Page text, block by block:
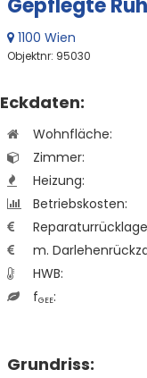
Gepflegte
1100 Wien
Objektnr: 95030
Eckdaten:
Wohnfläche:
Zimmer:
Heizung:
Betriebskosten:
m.
HWB:
fGEE:
Grundriss: